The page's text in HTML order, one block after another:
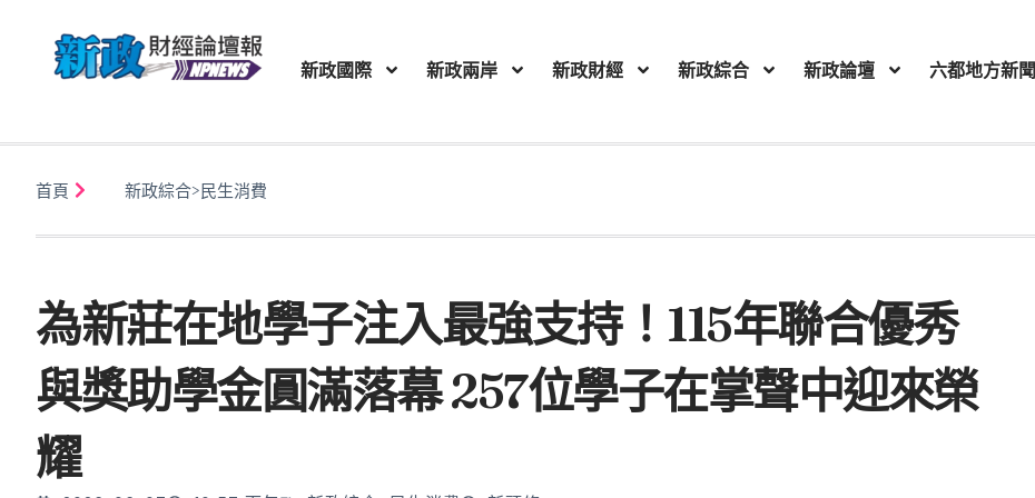
新政國際 新政兩岸 新政財經 新政綜合 新政論壇 六都地方新聞
首頁 新政綜合>民生消費
為新莊在地學子注入最強支持！115年聯合優秀
與獎助學金圓滿落幕 257位學子在掌聲中迎來榮
耀